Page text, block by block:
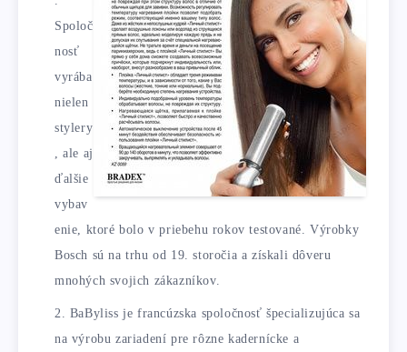
Spoloč
nosť
vyrába
nielen
stylery
, ale aj
ďalšie
vybav
enie, ktoré bolo v priebehu rokov testované. Výrobky
Bosch sú na trhu od 19. storočia a získali dôveru
mnohých svojich zákazníkov.
BaByliss je francúzska spoločnosť špecializujúca sa
na výrobu zariadení pre rôzne kadernícke a